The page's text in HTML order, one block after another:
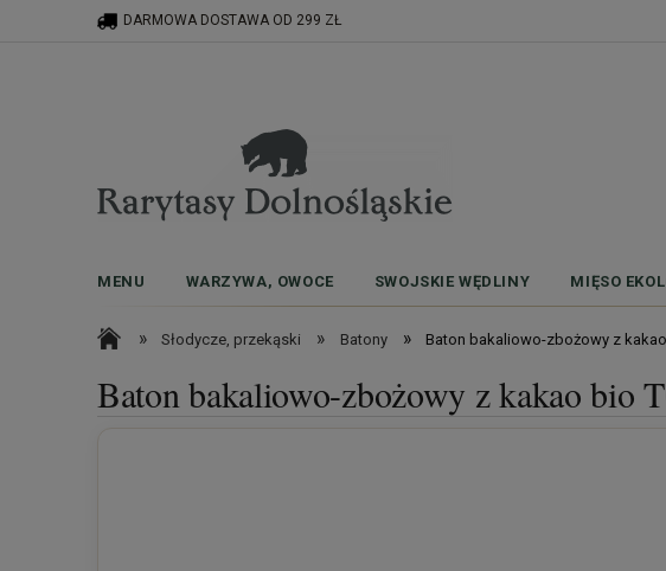
DARMOWA DOSTAWA OD 299 ZŁ
MENU WARZYWA, OWOCE SWOJSKIE WĘDLINY MIĘSO
» Słodycze, przekąski » Batony » Baton bakaliowo-zbożowy z
Baton bakaliowo-zbożowy z kakao bio